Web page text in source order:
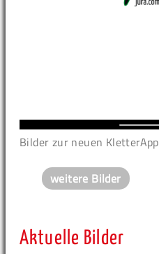
Bilder zur neuen KletterApp
weitere Bilder
Aktuelle Bilder